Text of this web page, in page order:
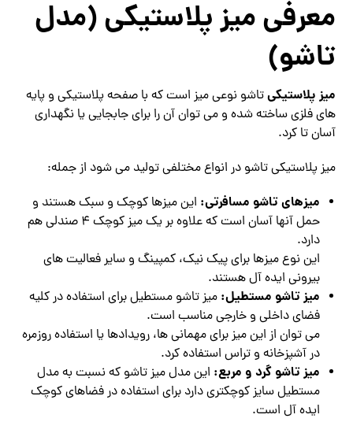
معرفی میز پلاستیکی (مدل
تاشو)
میز پلاستیکیتاشو نوعی میز است که با صفحه پلاستیکی و پایه
های فلزی ساخته شده و می توان آن را برای جابجایی یا نگهداری
آسان تا کرد.
میز پلاستیکی تاشو در انواع مختلفی تولید می شود از جمله:
میزهای تاشو مسافرتی: این میزها کوچک و سبک هستند و
حمل آنها آسان است که علاوه بر یک میز کوچک 4 صندلی هم
دارد.
این نوع میزها برای پیک نیک، کمپینگ و سایر فعالیت های
بیرونی ایده آل هستند.
میز تاشو مستطیل: میز تاشو مستطیل برای استفاده در کلیه
فضای داخلی و خارجی مناسب است.
می توان از این میز برای مهمانی ها، رویدادها یا استفاده روزمره
در آشپزخانه و تراس استفاده کرد.
میز تاشو گرد و مربع: این مدل میز تاشو که نسبت به مدل
مستطیل سایز کوچکتری دارد برای استفاده در فضاهای کوچک
ایده آل است.